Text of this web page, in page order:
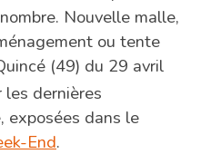
Nouvelle malle,
ou tente
(49) du 29 avril
les dernières
exposées dans le
End.